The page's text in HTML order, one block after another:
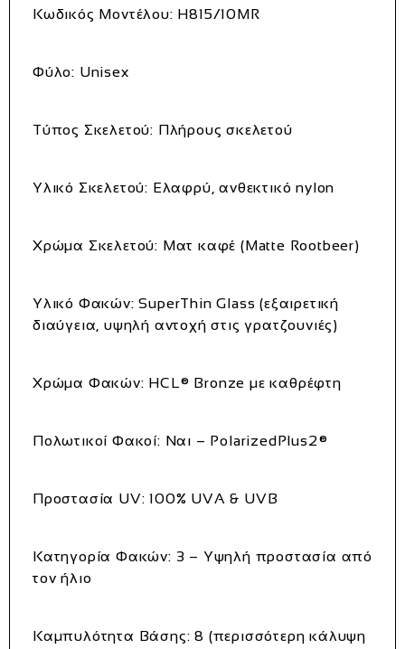
Κωδικός Μοντέλου: H815/10MR
Φύλο: Unisex
Τύπος Σκελετού: Πλήρους σκελετού
Υλικό Σκελετού: Ελαφρύ, ανθεκτικό nylon
Χρώμα Σκελετού: Ματ καφέ (Matte Rootbeer)
Υλικό Φακών: SuperThin Glass (εξαιρετική
διαύγεια, υψηλή αντοχή στις γρατζουνιές)
Χρώμα Φακών: HCL® Bronze με καθρέφτη
Πολωτικοί Φακοί: Ναι – PolarizedPlus2®
Προστασία UV: 100% UVA & UVB
Κατηγορία Φακών: 3 – Υψηλή προστασία από
τον ήλιο
Καμπυλότητα Βάσης: 8 (περισσότερη κάλυψη